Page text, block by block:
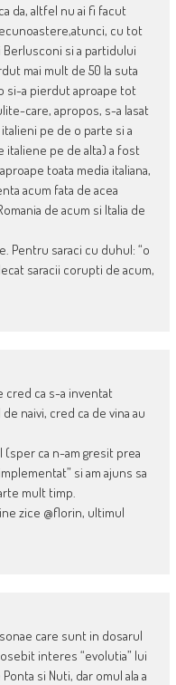
da, altfel nu ai fi facut
cu tot
si a partidului
mai mult de 50 la suta
si-a pierdut aproape tot
care, apropos, s-a lasat
pe de o parte si a
italiene pe de alta) a fost
toata media italiana,
acum fata de acea
de acum si Italia de
Pentru saraci cu duhul: “o
saracii corupti de acum,
cred ca s-a inventat
naivi, cred ca de vina au
(sper ca n-am gresit prea
si am ajuns sa
mult timp.
zice @florin, ultimul
care sunt in dosarul
interes “evolutia” lui
si Nuti, dar omul ala a